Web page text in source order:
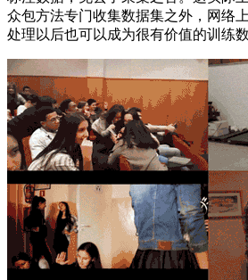
众包方法专门收集数据集之外，网络
处理以后也可以成为很有价值的训练数